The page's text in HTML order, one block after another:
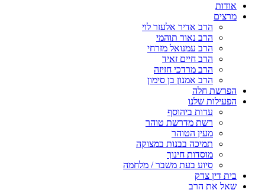
אודות
מרצים
הרב אדיר אלעזר לוי
הרב נאור תוהמי
הרב עמנואל מזרחי
הרב חיים זאיד
הרב מרדכי חזיזה
הרב אמנון בן סימון
הפרשת חלה
הפעילות שלנו
עדות ביהוסף
רשת מדרשת טוהר
מעין הטוהר
תמיכה בבנות במצוקה
מוסדות חינוך
סיוע בעת משבר / מלחמה
בית דין צדק
שאל את הרב